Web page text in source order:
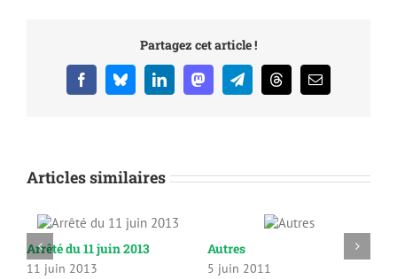
Partagez cet article !
FacebookBlueskyLinkedInMastodonTelegramThreadsEmail
Articles similaires
Arrêté du 11 juin 2013
11 juin 2013
Autres
5 juin 2011